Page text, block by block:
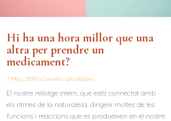
Hi ha una hora millor que una
altra per prendre un
medicament?
7 May 2019| Consells saludables
El nostre rellotge intern, que està connectat amb
els ritmes de la naturalesa, dirigeix moltes de les
funcions i reaccions que es produeixen en el nostre